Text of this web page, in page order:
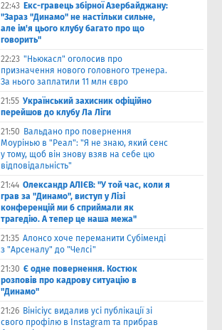
22:43 Екс-гравець збірної Азербайджану:
"Зараз "Динамо" не настільки сильне,
але ім'я цього клубу багато про що
говорить"
22:23 "Ньюкасл" оголосив про
призначення нового головного тренера.
За нього заплатили 11 млн євро
21:55 Український захисник офіційно
перейшов до клубу Ла Ліги
21:50 Вальдано про повернення
Моурінью в "Реал": "Я не знаю, який сенс
у тому, щоб він знову взяв на себе цю
відповідальність"
21:44 Олександр АЛІЄВ: "У той час, коли я
грав за "Динамо", виступ у Лізі
конференцій ми б сприймали як
трагедію. А тепер це наша межа"
21:35 Алонсо хоче переманити Субіменді
з "Арсеналу" до "Челсі"
21:30 Є одне повернення. Костюк
розповів про кадрову ситуацію в
"Динамо"
21:26 Вінісіус видалив усі публікації зі
свого профілю в Instagram та прибрав